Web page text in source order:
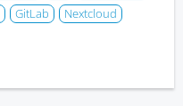
GitLab
Nextcloud